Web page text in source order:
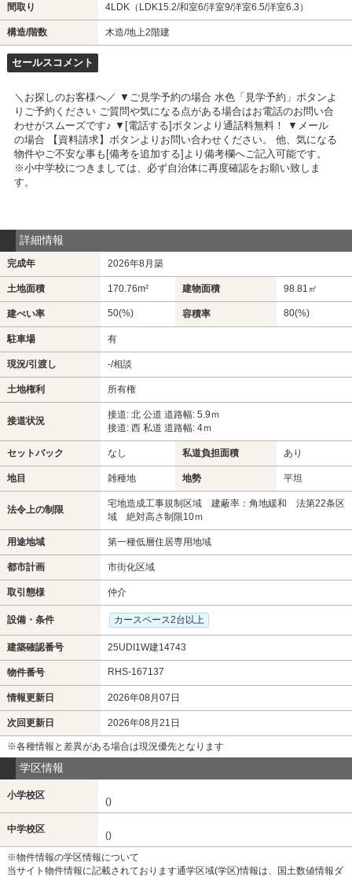
間取り 4LDK（LDK15.2/和室6/洋室9/洋室6.5/洋室6.3）
構造/階数 木造/地上2階建
セールスコメント
＼お探しのお客様へ／ ▼ご見学予約の場合 水色「見学予約」ボタンよ
りご予約ください ご質問や気になる点がある場合はお電話のお問い合
わせがスムーズです♪ ▼[電話する]ボタンより通話料無料！ ▼メール
の場合 【資料請求】ボタンよりお問い合わせください。 他、気になる
物件やご不安な事も[備考を追加する]より備考欄へご記入可能です。
※小中学校につきましては、必ず自治体に再度確認をお願い致しま
す。
詳細情報
完成年 2026年8月築
土地面積 170.76m² 建物面積 98.81㎡
建ぺい率 50(%) 容積率 80(%)
駐車場 有
現況/引渡し -/相談
土地権利 所有権
接道状況
接道: 北 公道 道路幅: 5.9ｍ
接道: 西 私道 道路幅: 4ｍ
セットバック なし 私道負担面積 あり
地目 雑種地 地勢 平坦
法令上の制限
宅地造成工事規制区域 建蔽率：角地緩和 法第22条区
域 絶対高さ制限10ｍ
用途地域 第一種低層住居専用地域
都市計画 市街化区域
取引態様 仲介
設備・条件 カースペース2台以上
建築確認番号 25UDI1W建14743
物件番号 RHS-167137
情報更新日 2026年08月07日
次回更新日 2026年08月21日
※各種情報と差異がある場合は現況優先となります
学区情報
小学校区
()
中学校区
()
※物件情報の学区情報について
当サイト物件情報に記載されております通学区域(学区)情報は、国土数値情報ダ